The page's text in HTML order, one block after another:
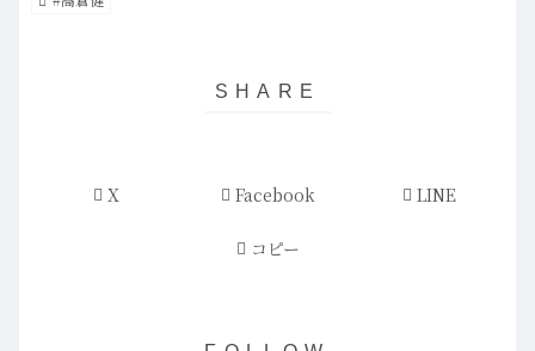
X Facebook LINE
コピー